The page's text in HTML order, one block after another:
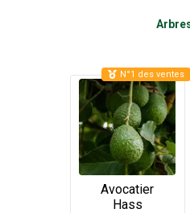
Avocatier
Hass
N°1 des ventes